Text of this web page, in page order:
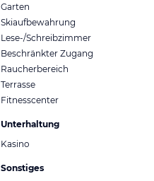
Garten
Skiaufbewahrung
Lese-/Schreibzimmer
Beschränkter Zugang
Raucherbereich
Terrasse
Fitnesscenter
Unterhaltung
Kasino
Sonstiges